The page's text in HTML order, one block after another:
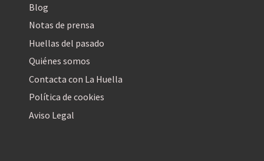
Blog
Notas de prensa
Huellas del pasado
Quiénes somos
Contacta con La Huella
Política de cookies
Aviso Legal